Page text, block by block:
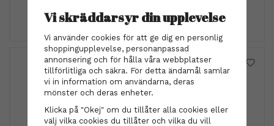
INFO
Vi skräddarsyr din upplevelse
Vi använder cookies för att ge dig en personlig
shoppingupplevelse, personanpassad
annonsering och för hålla våra webbplatser
tillförlitliga och säkra. För detta ändamål samlar
vi in information om användarna, deras
mönster och deras enheter.
Klicka på "Okej" om du tillåter alla cookies eller
välj vilka cookies du tillåter och vilka du vill